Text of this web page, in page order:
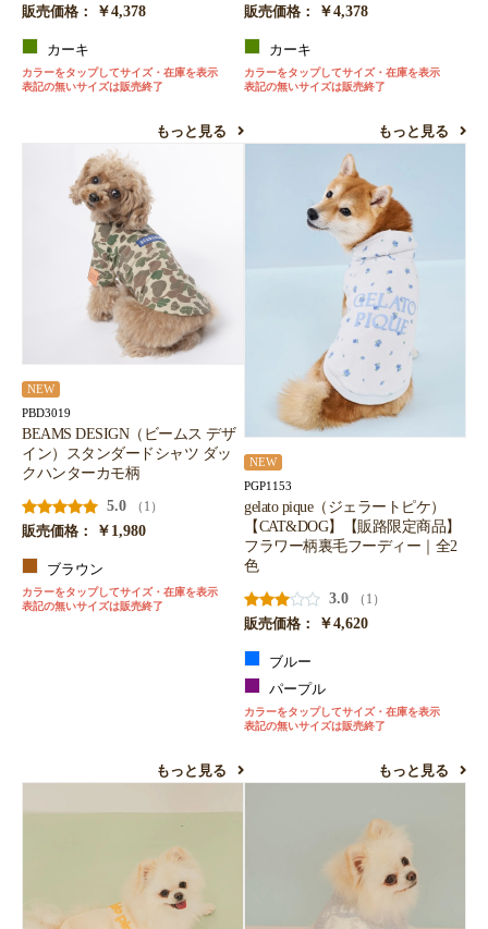
販売価格： ￥4,378
カーキ
カラーをタップしてサイズ・在庫を表示
表記の無いサイズは販売終了
もっと見る
販売価格： ￥4,378
カーキ
カラーをタップしてサイズ・在庫を表示
表記の無いサイズは販売終了
もっと見る
NEW
PBD3019
BEAMS DESIGN（ビームス デザ
イン）スタンダードシャツ ダッ
クハンターカモ柄
5.0
（1）
販売価格：
￥1,980
ブラウン
カラーをタップしてサイズ・在庫を表示
表記の無いサイズは販売終了
もっと見る
NEW
PGP1153
gelato pique（ジェラートピケ）
【CAT&DOG】【販路限定商品】
フラワー柄裏毛フーディー｜全2
色
3.0
（1）
販売価格：
￥4,620
ブルー
パープル
カラーをタップしてサイズ・在庫を表示
表記の無いサイズは販売終了
もっと見る